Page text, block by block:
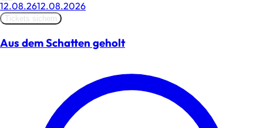
12.08.2612.08.2026
Tickets sichern
Aus dem Schatten geholt